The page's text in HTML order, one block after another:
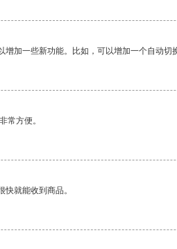
加一些新功能。比如，可以增加一个自动
常方便。
就能收到商品。